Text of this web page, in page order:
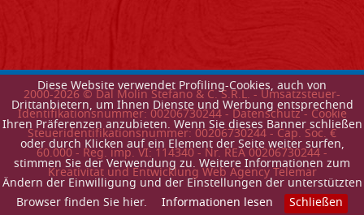
Diese Website verwendet Profiling-Cookies, auch von
Drittanbietern, um Ihnen Dienste und Werbung entsprechend
Ihren Präferenzen anzubieten. Wenn Sie dieses Banner schließen
oder durch Klicken auf ein Element der Seite weiter surfen,
stimmen Sie der Verwendung zu. Weitere Informationen zum
Ändern der Einwilligung und der Einstellungen der unterstützten
Browser finden Sie hier.
Informationen lesen Schließen
2000-2026© Dal Molin Stefano & C. S.R.L. - Umsatzsteuer-
Identifikationsnummer: 00206730244 -Datenschutz-Cookie
Steueridentifikationsnummer: 00206730244 - Cap. Soc. €
60.000 - Reg. imp. VI: 114340 - Nr. REA 00206730244 -
Kreativitat und Entwicklung Web Agency Telemar